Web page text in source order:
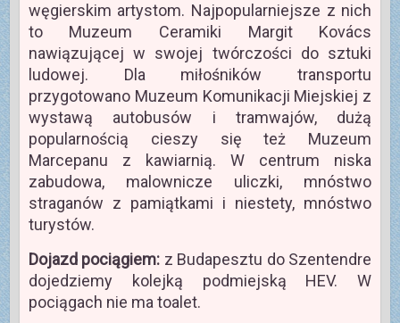
węgierskim artystom. Najpopularniejsze z nich
to Muzeum Ceramiki Margit Kovács
nawiązującej w swojej twórczości do sztuki
ludowej. Dla miłośników transportu
przygotowano Muzeum Komunikacji Miejskiej z
wystawą autobusów i tramwajów, dużą
popularnością cieszy się też Muzeum
Marcepanu z kawiarnią. W centrum niska
zabudowa, malownicze uliczki, mnóstwo
straganów z pamiątkami i niestety, mnóstwo
turystów.
Dojazd pociągiem: z Budapesztu do Szentendre
dojedziemy kolejką podmiejską HEV. W
pociągach nie ma toalet.